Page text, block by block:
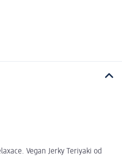
Vegan Jerky Teriyaki od